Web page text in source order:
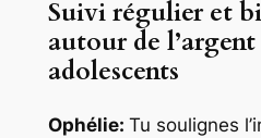
Suivi régulier et
autour de l’argent
adolescents
Ophélie: Tu soulignes